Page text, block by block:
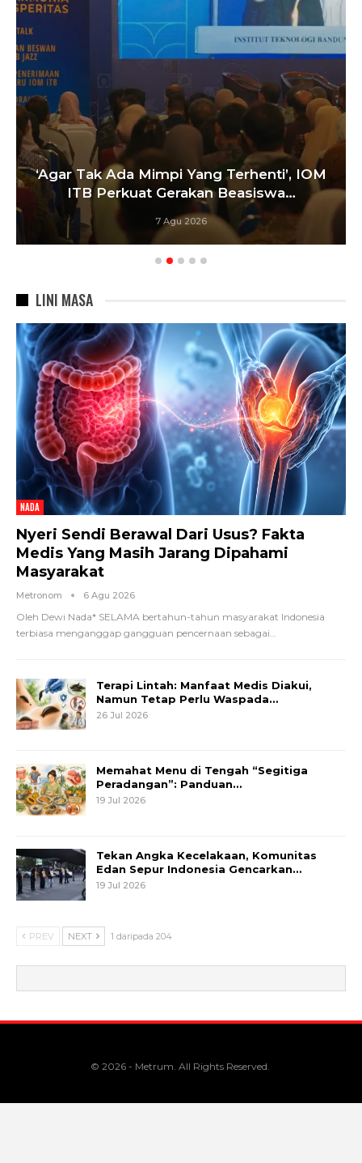
‘Agar Tak Ada Mimpi Yang Terhenti’, IOM
ITB Perkuat Gerakan Beasiswa…
7 Agu 2026
LINI MASA
NADA
Nyeri Sendi Berawal Dari Usus? Fakta
Medis Yang Masih Jarang Dipahami
Masyarakat
Metronom 6 Agu 2026
Oleh Dewi Nada* SELAMA bertahun-tahun masyarakat Indonesia
terbiasa menganggap gangguan pencernaan sebagai
Terapi Lintah: Manfaat Medis Diakui,
Namun Tetap Perlu Waspada…
26 Jul 2026
Memahat Menu di Tengah “Segitiga
Peradangan”: Panduan…
19 Jul 2026
Tekan Angka Kecelakaan, Komunitas
Edan Sepur Indonesia Gencarkan…
19 Jul 2026
PREV NEXT 1 daripada 204
© 2026 - Metrum. All Rights Reserved.